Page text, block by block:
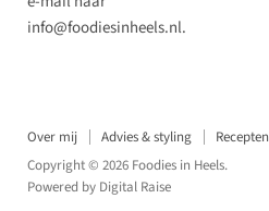
info@foodiesinheels.nl.
Over mij Advies & styling Recepten
Copyright © 2026 Foodies in Heels.
Powered by Digital Raise